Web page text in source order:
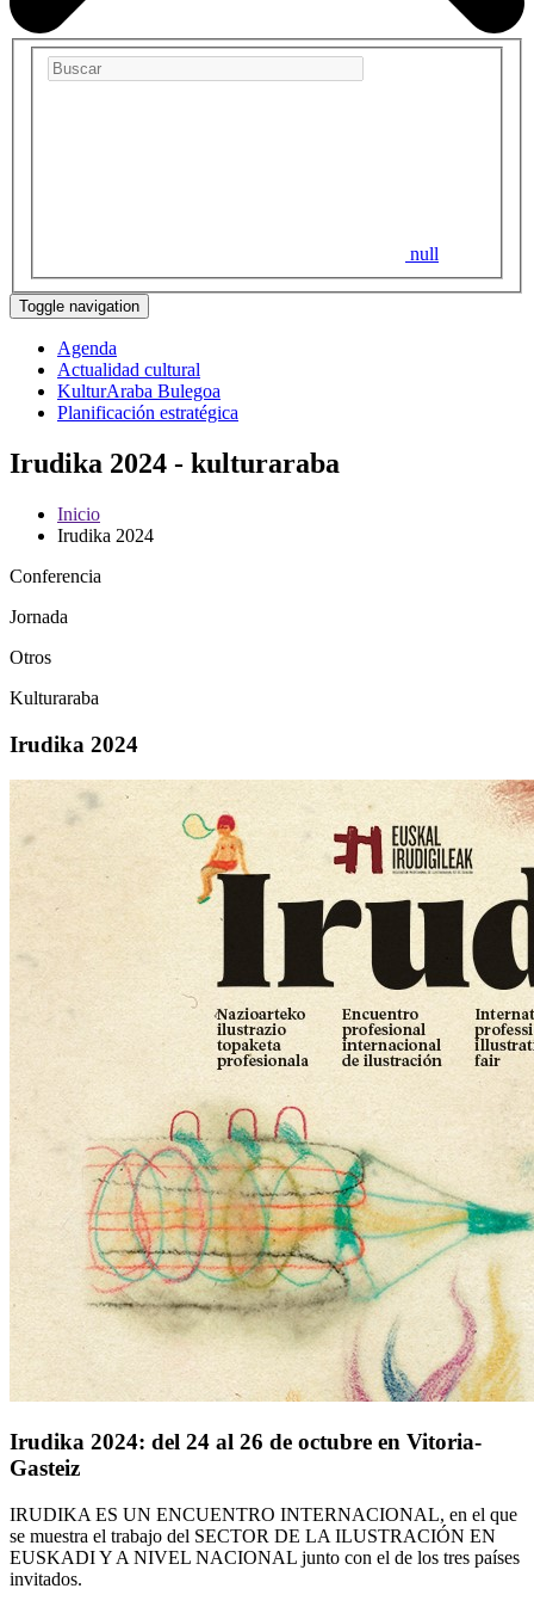
null
Toggle navigation
Agenda
Actualidad cultural
KulturAraba Bulegoa
Planificación estratégica
Irudika 2024 - kulturaraba
Inicio
Irudika 2024
Conferencia
Jornada
Otros
Kulturaraba
Irudika 2024
Irudika 2024: del 24 al 26 de octubre en Vitoria-
Gasteiz
IRUDIKA ES UN ENCUENTRO INTERNACIONAL, en el que
se muestra el trabajo del SECTOR DE LA ILUSTRACIÓN EN
EUSKADI Y A NIVEL NACIONAL junto con el de los tres países
invitados.